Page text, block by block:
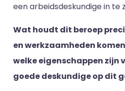
een arbeidsdeskundige in te
Wat houdt dit beroep
en werkzaamheden
welke eigenschappen zijn
goede deskundige op dit